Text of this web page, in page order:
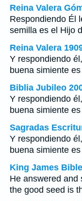
Reina Valera
Respondiendo Él
semilla es el Hijo
Reina Valera
Y respondiendo
buena simiente
Biblia Jubileo
Y respondiendo
buena simiente
Sagradas
Y respondiendo
buena simiente
King James Bible
He answered and
the good seed is